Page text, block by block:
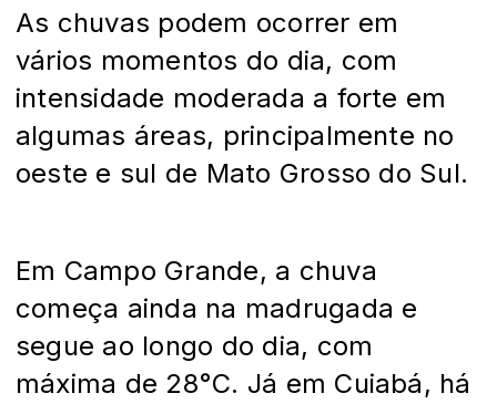
As chuvas podem ocorrer em
vários momentos do dia, com
intensidade moderada a forte em
algumas áreas, principalmente no
oeste e sul de Mato Grosso do Sul.
Em Campo Grande, a chuva
começa ainda na madrugada e
segue ao longo do dia, com
máxima de 28°C. Já em Cuiabá, há